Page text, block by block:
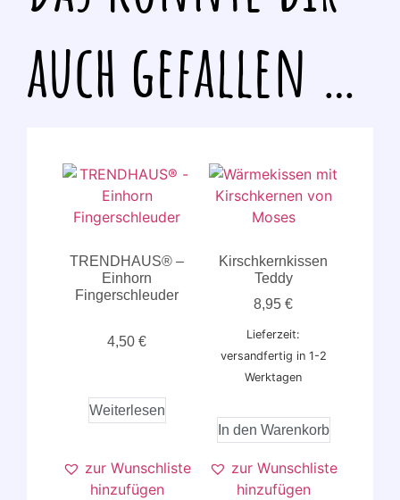
auch gefallen …
TRENDHAUS® –
Einhorn
Fingerschleuder
4,50 €
Weiterlesen
zur Wunschliste
hinzufügen
Kirschkernkissen
Teddy
8,95 €
Lieferzeit:
versandfertig in 1-2
Werktagen
In den Warenkorb
zur Wunschliste
hinzufügen